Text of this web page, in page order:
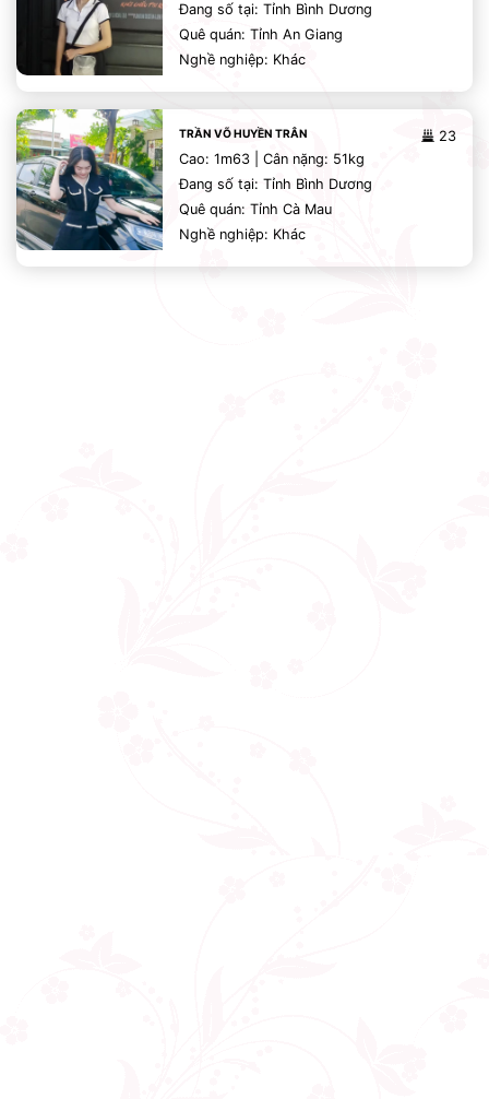
Đang số tại: Tỉnh Bình Dương
Quê quán: Tỉnh An Giang
Nghề nghiệp: Khác
23
TRẦN VÕ HUYỀN TRÂN
Cao: 1m63 | Cân nặng: 51kg
Đang số tại: Tỉnh Bình Dương
Quê quán: Tỉnh Cà Mau
Nghề nghiệp: Khác